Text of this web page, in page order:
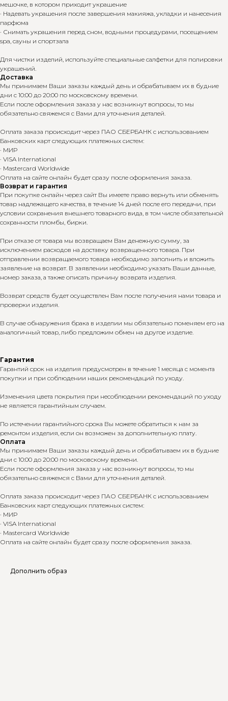
мешочке, в котором приходит украшение
· Надевать украшения после завершения макияжа, укладки и нанесения
парфюма
· Снимать украшения перед сном, водными процедурами, посещением
spa, сауны и спортзала
Для чистки изделий, используйте специальные салфетки для полировки
украшений.
Доставка
Мы принимаем Ваши заказы каждый день и обрабатываем их в будние
дни с 10:00 до 20:00 по московскому времени.
Если после оформления заказа у нас возникнут вопросы, то мы
обязательно свяжемся с Вами для уточнения деталей.
Оплата заказа происходит через ПАО СБЕРБАНК с использованием
Банковских карт следующих платежных систем:
· МИР
· VISA International
· Mastercard Worldwide
Оплата на сайте онлайн будет сразу после оформления заказа.
Возврат и гарантия
При покупке онлайн через сайт Вы имеете право вернуть или обменять
товар надлежащего качества, в течение 14 дней после его передачи, при
условии сохранения внешнего товарного вида, в том числе обязательной
сохранности пломбы, бирки.
При отказе от товара мы возвращаем Вам денежную сумму, за
исключением расходов на доставку возвращенного товара. При
отправлении возвращаемого товара необходимо заполнить и вложить
заявление на возврат. В заявлении необходимо указать Ваши данные,
номер заказа, а также описать причину возврата изделия.
Возврат средств будет осуществлен Вам после получения нами товара и
проверки изделия.
В случае обнаружения брака в изделии мы обязательно поменяем его на
аналогичный товар, либо предложим обмен на другое изделие.
Гарантия
Гарантий срок на изделия предусмотрен в течение 1 месяца с момента
покупки и при соблюдении наших рекомендаций по уходу.
Изменения цвета покрытия при несоблюдении рекомендаций по уходу
не является гарантийным случаем.
По истечении гарантийного срока Вы можете обратиться к нам за
ремонтом изделия, если он возможен за дополнительную плату.
Оплата
Мы принимаем Ваши заказы каждый день и обрабатываем их в будние
дни с 10:00 до 20:00 по московскому времени.
Если после оформления заказа у нас возникнут вопросы, то мы
обязательно свяжемся с Вами для уточнения деталей.
Оплата заказа происходит через ПАО СБЕРБАНК с использованием
Банковских карт следующих платежных систем:
· МИР
· VISA International
· Mastercard Worldwide
Оплата на сайте онлайн будет сразу после оформления заказа.
Дополнить образ